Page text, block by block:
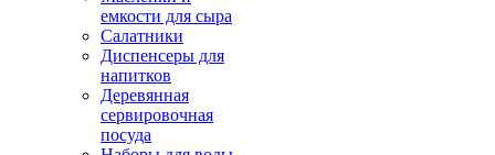
емкости для сыра
Салатники
Диспенсеры для
напитков
Деревянная
сервировочная
посуда